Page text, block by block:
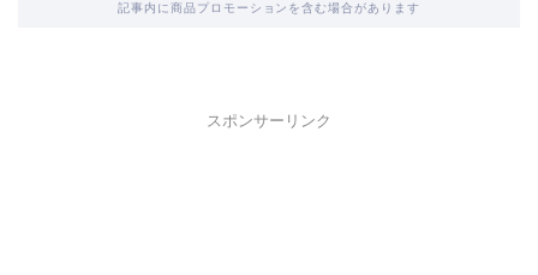
記事内に商品プロモーションを含む場合があります
スポンサーリンク